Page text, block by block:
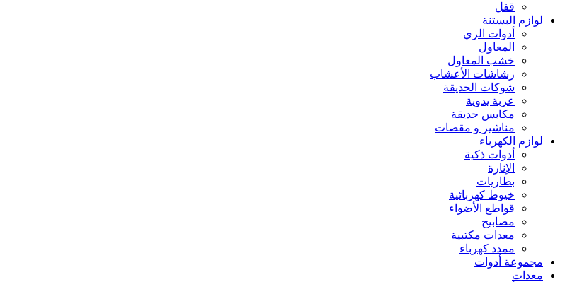
قفل
لوازم البستنة
أدوات الري
المعاول
خشب المعاول
رشاشات الأعشاب
شوكات الحديقة
عربة يدوية
مكابس حديقة
مناشير و مقصات
لوازم الكهرباء
أدوات ذكية
الإنارة
بطاريات
خيوط كهربائية
قواطع الأضواء
مصابيح
معدات مكتبية
ممدد كهرباء
مجموعة أدوات
معدات